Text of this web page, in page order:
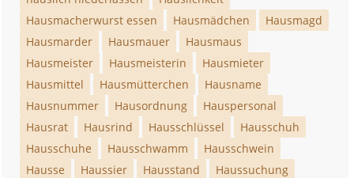
Hausmacherwurst essen
Hausmädchen
Hausmagd
Hausmarder
Hausmauer
Hausmaus
Hausmeister
Hausmeisterin
Hausmieter
Hausmittel
Hausmütterchen
Hausname
Hausnummer
Hausordnung
Hauspersonal
Hausrat
Hausrind Hausschlüssel
Hausschuh
Hausschuhe
Hausschwamm
Hausschwein
Hausse
Haussier Hausstand
Haussuchung